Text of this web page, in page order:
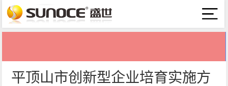
平顶山市创新型企业培育实施方